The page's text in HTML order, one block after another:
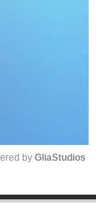
M
by GliaStudios